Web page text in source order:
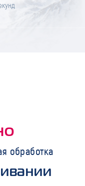
обработка